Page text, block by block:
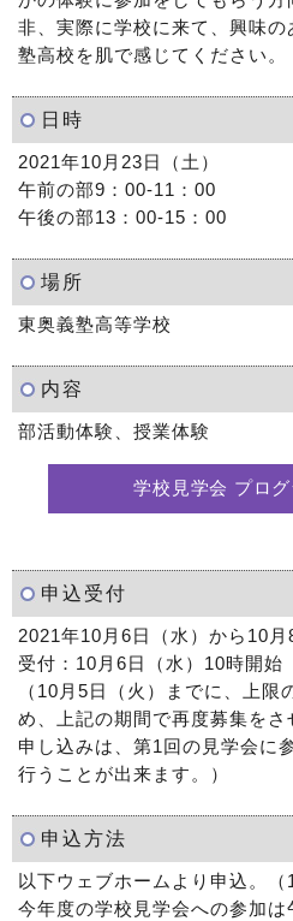
非、実際に学校に来て、興味
塾高校を肌で感じてください。
日時
2021年10月23日（土）
午前の部9：00-11：00
午後の部13：00-15：00
場所
東奥義塾高等学校
内容
部活動体験、授業体験
学校見学会 プロ
申込受付
2021年10月6日（水）から10
受付：10月6日（水）10時開始
（10月5日（火）までに、上限
め、上記の期間で再度募集を
申し込みは、第1回の見学会に
行うことが出来ます。）
申込方法
以下ウェブホームより申込。（
今年度の学校見学会への参加